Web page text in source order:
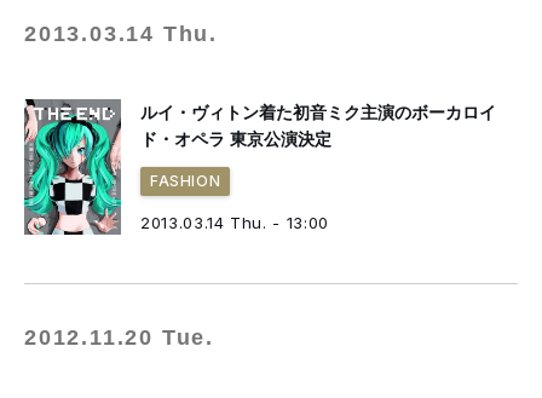
2013.03.14 Thu.
ルイ・ヴィトン着た初音ミク主演のボーカロイ
ド・オペラ 東京公演決定
FASHION
2013.03.14 Thu. - 13:00
2012.11.20 Tue.